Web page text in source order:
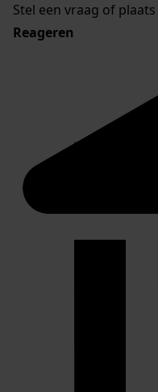
Stel een vraag of
Reageren